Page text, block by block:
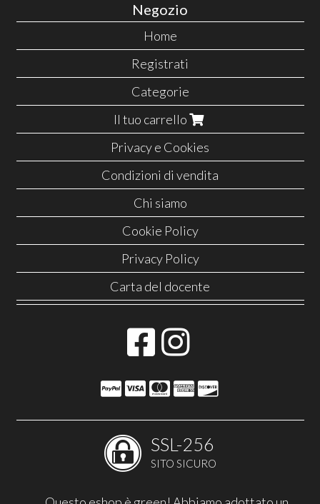
Negozio
Home
Registrati
Categorie
Il tuo carrello
Privacy e Cookies
Condizioni di vendita
Chi siamo
Cookie Policy
Privacy Policy
Carta del docente
SSL-256
SITO SICURO